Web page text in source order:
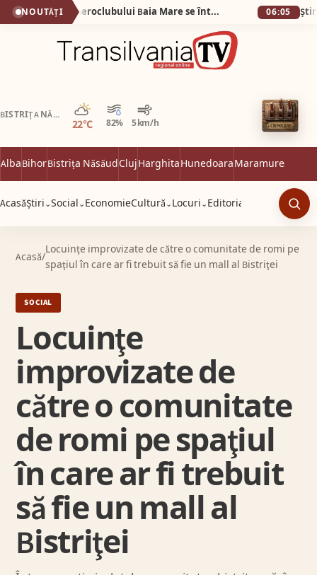
NOUTĂȚI (VIDEO) Veteranii Aeroclubului Baia Mare se întâlnesc sâmbătă 6 iunie 06:05
BISTRIȚA NĂSĂUD
22°C 82% 5 km/h
Parțial noros
AlbaBihorBistrița NăsăudClujHarghitaHunedoaraMaramureș
AcasăȘtiri ⌄Social ⌄ EconomieCultură ⌄ Locuri ⌄ Editorial
Acasă/
Locuinţe improvizate de către o comunitate de romi pe
spaţiul în care ar fi trebuit să fie un mall al Bistriţei
SOCIAL
Locuinţe
improvizate de
către o comunitate
de romi pe spaţiul
în care ar fi trebuit
să fie un mall al
Bistriţei